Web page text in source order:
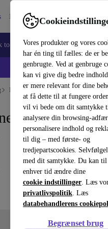
Vores produkter og vores
har én ting til fælles: de er
genbrugte. Ved at genbruge
kan vi give dig bedre
er mere relevant for dine
at få dette til at fungere
vil vi bede om dit samtykke
analysere din browsing-
personalisere indhold og
til dig – med første- og
tredjepartscookies.
med dit samtykke. Du kan til
enhver tid ændre dine
cookie indstillinger. Læs
privatlivspolitik. Læs
databehandlerens
Begrænset brug
Hjælp
to school Smartphones
💻
Møbler
rørstel